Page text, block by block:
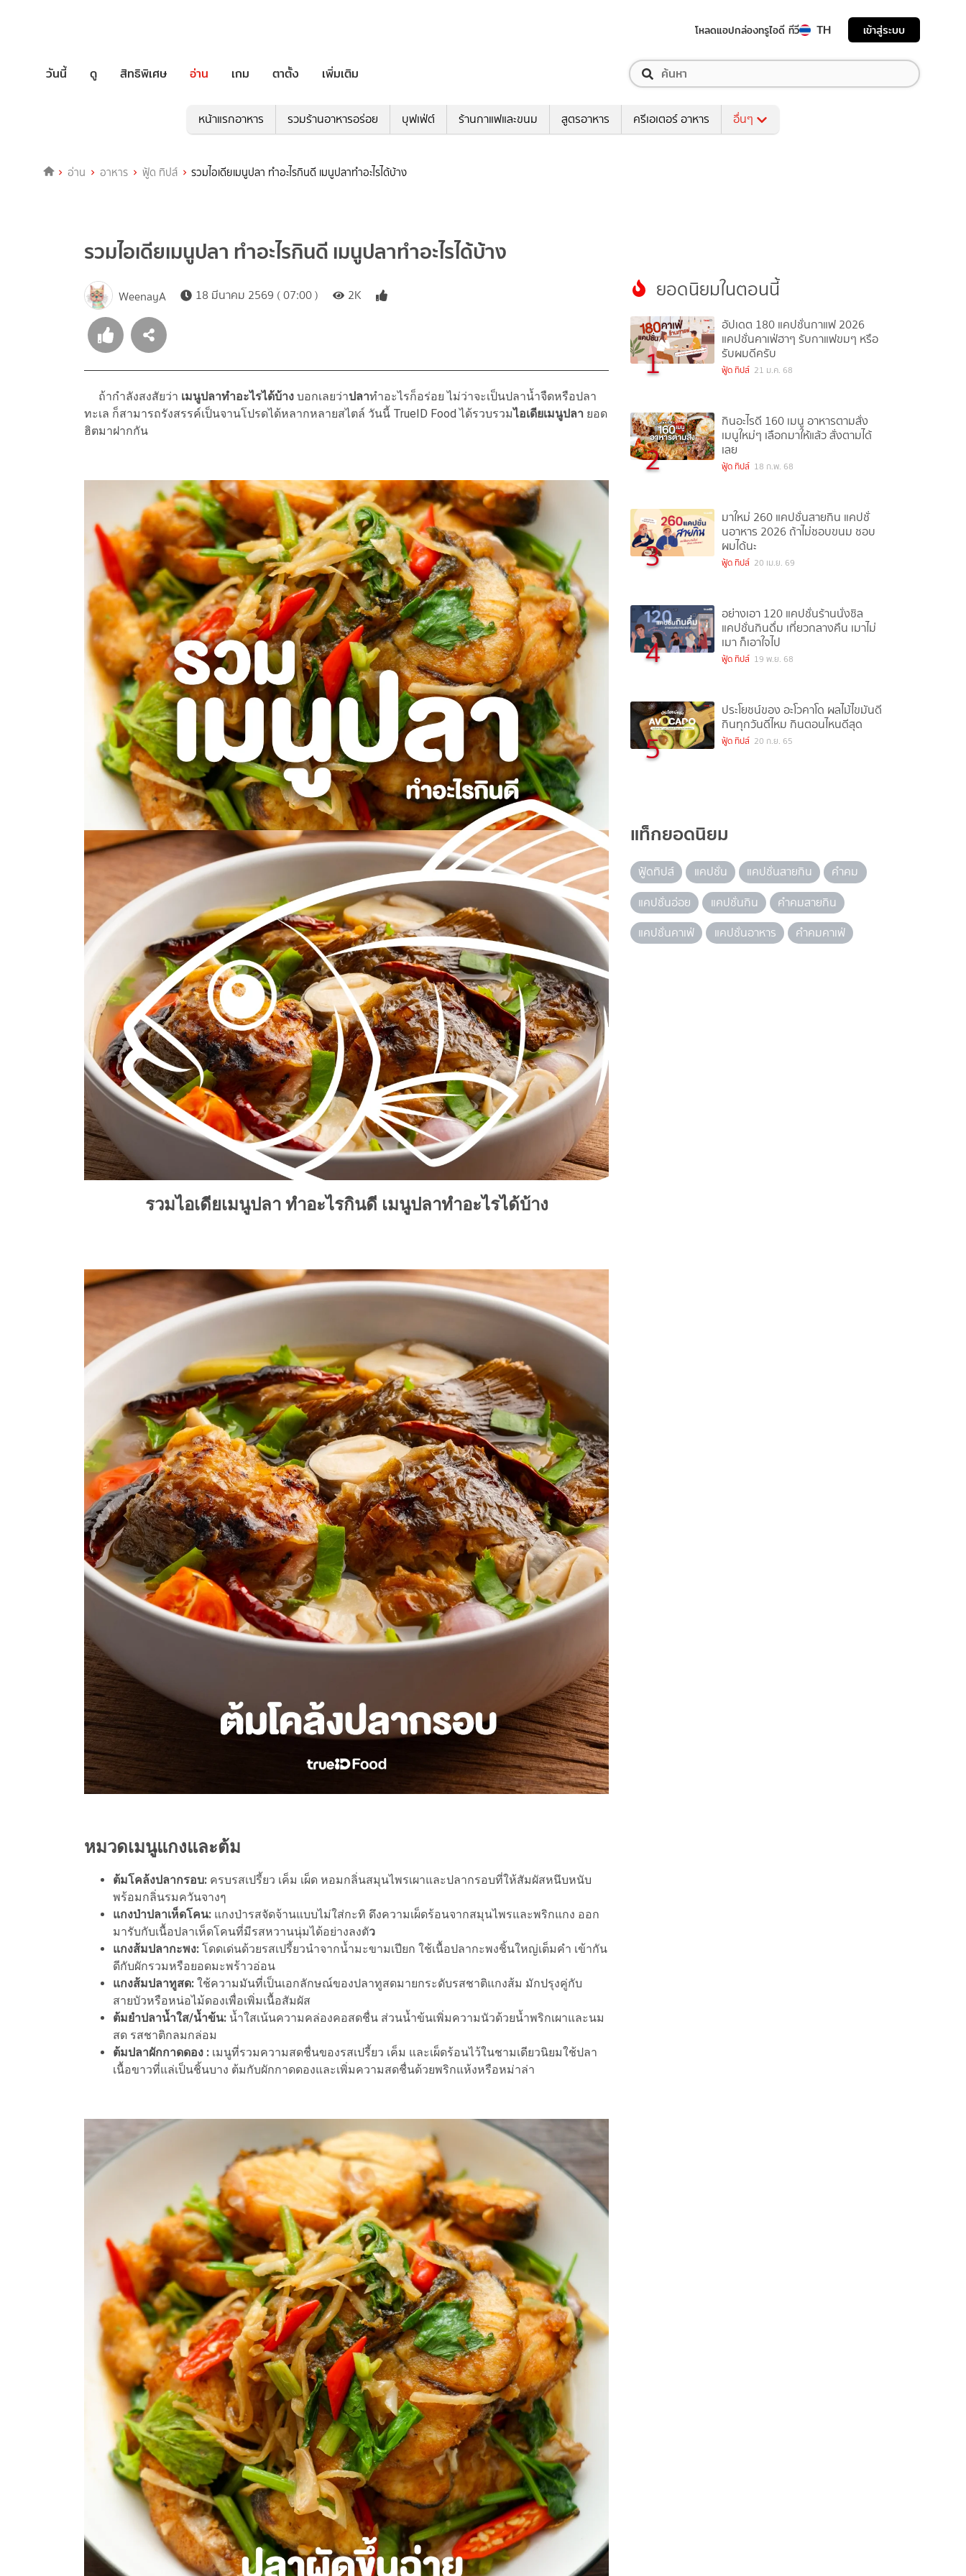
โหลดแอปกล่องทรูไอดี ทีวี TH เข้าสู่ระบบ
วันนี้ ดู สิทธิพิเศษ อ่าน เกม ตาตั้ง เพิ่มเติม
หน้าแรกอาหาร รวมร้านอาหารอร่อย บุฟเฟ่ต์ ร้านกาแฟและขนม สูตรอาหาร ครีเอเตอร์ อาหาร อื่นๆ
อ่าน อาหาร ฟู้ด ทิปส์ รวมไอเดียเมนูปลา ทำอะไรกินดี เมนูปลาทำอะไรได้บ้าง
รวมไอเดียเมนูปลา ทำอะไรกินดี เมนูปลาทำอะไรได้บ้าง
WeenayA 18 มีนาคม 2569 ( 07:00 ) 2K
ถ้ากำลังสงสัยว่า เมนูปลาทำอะไรได้บ้าง บอกเลยว่าปลาทำอะไรก็อร่อย ไม่ว่าจะเป็นปลาน้ำจืดหรือปลา
ทะเล ก็สามารถรังสรรค์เป็นจานโปรดได้หลากหลายสไตล์ วันนี้ TrueID Food ได้รวบรวมไอเดียเมนูปลา ยอด
ฮิตมาฝากกัน
รวมไอเดียเมนูปลา ทำอะไรกินดี เมนูปลาทำอะไรได้บ้าง
หมวดเมนูแกงและต้ม
ต้มโคล้งปลากรอบ: ครบรสเปรี้ยว เค็ม เผ็ด หอมกลิ่นสมุนไพรเผาและปลากรอบที่ให้สัมผัสหนึบหนับ
พร้อมกลิ่นรมควันจางๆ
แกงป่าปลาเห็ดโคน: แกงป่ารสจัดจ้านแบบไม่ใส่กะทิ ดึงความเผ็ดร้อนจากสมุนไพรและพริกแกง ออก
มารับกับเนื้อปลาเห็ดโคนที่มีรสหวานนุ่มได้อย่างลงตัว
แกงส้มปลากะพง: โดดเด่นด้วยรสเปรี้ยวนำจากน้ำมะขามเปียก ใช้เนื้อปลากะพงชิ้นใหญ่เต็มคำ เข้ากัน
ดีกับผักรวมหรือยอดมะพร้าวอ่อน
แกงส้มปลาทูสด: ใช้ความมันที่เป็นเอกลักษณ์ของปลาทูสดมายกระดับรสชาติแกงส้ม มักปรุงคู่กับ
สายบัวหรือหน่อไม้ดองเพื่อเพิ่มเนื้อสัมผัส
ต้มยำปลาน้ำใส/น้ำข้น: น้ำใสเน้นความคล่องคอสดชื่น ส่วนน้ำข้นเพิ่มความนัวด้วยน้ำพริกเผาและนม
สด รสชาติกลมกล่อม
ต้มปลาผักกาดดอง : เมนูที่รวมความสดชื่นของรสเปรี้ยว เค็ม และเผ็ดร้อนไว้ในชามเดียวนิยมใช้ปลา
เนื้อขาวที่แล่เป็นชิ้นบาง ต้มกับผักกาดดองและเพิ่มความสดชื่นด้วยพริกแห้งหรือหม่าล่า
ยอดนิยมในตอนนี้
1
อัปเดต 180 แคปชั่นกาแฟ 2026
แคปชั่นคาเฟ่ฮาๆ รับกาแฟขมๆ หรือ
รับผมดีครับ
ฟู้ด ทิปส์ 21 ม.ค. 68
2
กินอะไรดี 160 เมนู อาหารตามสั่ง
เมนูใหม่ๆ เลือกมาให้แล้ว สั่งตามได้
เลย
ฟู้ด ทิปส์ 18 ก.พ. 68
3
มาใหม่ 260 แคปชั่นสายกิน แคปชั่
นอาหาร 2026 ถ้าไม่ชอบขนม ชอบ
ผมได้นะ
ฟู้ด ทิปส์ 20 เม.ย. 69
4
อย่างเอา 120 แคปชั่นร้านนั่งชิล
แคปชั่นกินดื่ม เที่ยวกลางคืน เมาไม่
เมา ก็เอาใจไป
ฟู้ด ทิปส์ 19 พ.ย. 68
5
ประโยชน์ของ อะโวคาโด ผลไม้ไขมันดี
กินทุกวันดีไหม กินตอนไหนดีสุด
ฟู้ด ทิปส์ 20 ก.ย. 65
แท็กยอดนิยม
ฟู้ดทิปส์ แคปชั่น แคปชั่นสายกิน
คำคม
แคปชั่นอ่อย
แคปชั่นกิน
คำคมสายกิน
แคปชั่นคาเฟ่
แคปชั่นอาหาร คำคมคาเฟ่